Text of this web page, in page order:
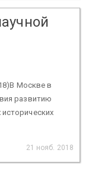
Москве в
развитию
21 нояб. 2018